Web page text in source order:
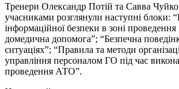
Тренери Олександр Потій та Савва
учасниками розглянули наступні блоки:
інформаційної безпеки в зоні
домедична допомога”; “Безпечна
ситуаціях”; “Правила та методи
управління персоналом ГО під час
проведення АТО”.